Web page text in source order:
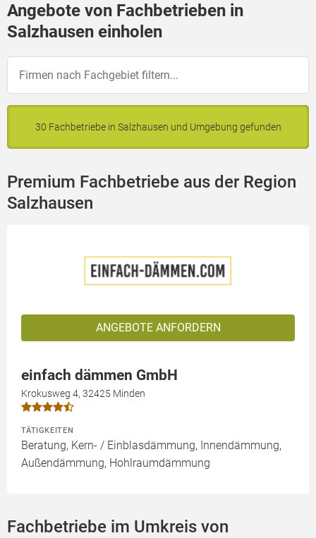
Angebote von Fachbetrieben in
Salzhausen einholen
30 Fachbetriebe in Salzhausen und Umgebung gefunden
Premium Fachbetriebe aus der Region
Salzhausen
ANGEBOTE ANFORDERN
einfach dämmen GmbH
Krokusweg 4, 32425 Minden
TÄTIGKEITEN
Beratung, Kern- / Einblasdämmung, Innendämmung,
Außendämmung, Hohlraumdämmung
Fachbetriebe im Umkreis von